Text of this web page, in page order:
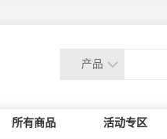
产品
所有商品 活动专区